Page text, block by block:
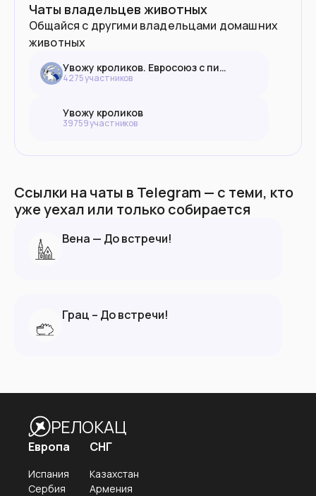
Чаты владельцев животных
Общайся с другими владельцами домашних
животных
Увожу кроликов. Евросоюз с питомцем
4275участников
Увожу кроликов
39759участников
Ссылки на чаты в Telegram — с теми, кто
уже уехал или только собирается
Вена — До встречи!
Грац – До встречи!
РЕЛОКАЦ
Европа
Испания
Сербия
СНГ
Казахстан
Армения